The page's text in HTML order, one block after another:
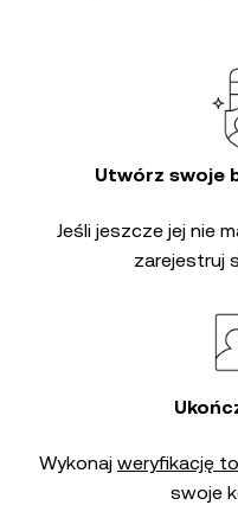
Utwórz swoje
Jeśli jeszcze jej nie
zarejestruj
Wykonaj weryfikację
swoje